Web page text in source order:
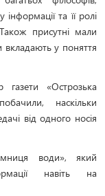
та її ролі
присутні мали
у поняття
«Острозька
наскільки
від одного носія
води», який
навіть на